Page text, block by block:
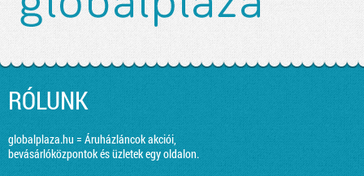
RÓLUNK
globalplaza.hu = Áruházláncok akciói,
bevásárlóközpontok és üzletek egy oldalon.